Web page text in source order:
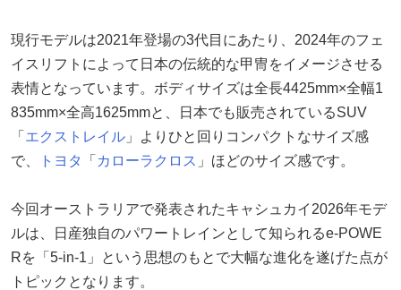
現行モデルは2021年登場の3代目にあたり、2024年のフェ
イスリフトによって日本の伝統的な甲冑をイメージさせる
表情となっています。ボディサイズは全長4425mm×全幅1
835mm×全高1625mmと、日本でも販売されているSUV
「 エクストレイル 」よりひと回りコンパクトなサイズ感
で、
トヨタ 「 カローラクロス 」ほどのサイズ感です。
今回オーストラリアで発表されたキャシュカイ2026年モデ
ルは、日産独自のパワートレインとして知られるe-POWE
Rを「5-in-1」という思想のもとで大幅な進化を遂げた点が
トピックとなります。